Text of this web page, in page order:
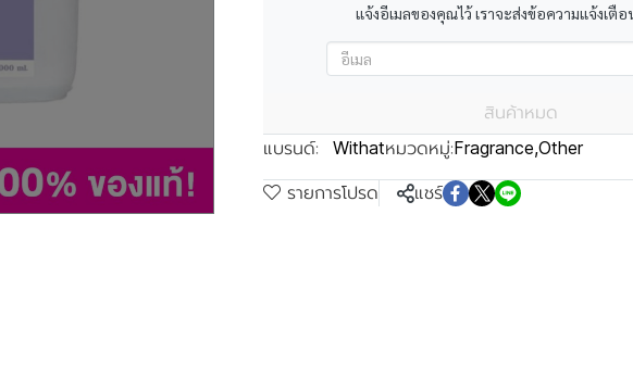
แจ้งอีเมลของคุณไว้ เราจะส่งข้อความแจ้งเตื
สินค้าหมด
แบรนด์:
Withatหมวดหมู่:Fragrance,Other
รายการโปรด แชร์